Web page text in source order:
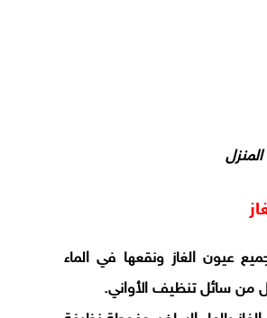
عيون الغاز ونقعها في الماء
من سائل تنظيف الأواني.